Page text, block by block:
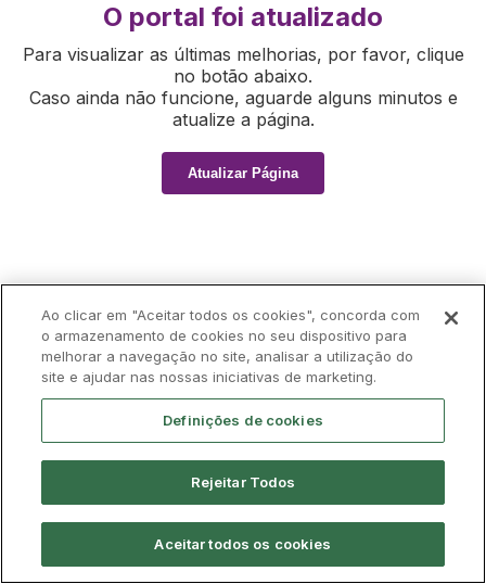
O portal foi atualizado
Para visualizar as últimas melhorias, por favor, clique
no botão abaixo.
Caso ainda não funcione, aguarde alguns minutos e
atualize a página.
Atualizar Página
Ao clicar em "Aceitar todos os cookies", concorda com
o armazenamento de cookies no seu dispositivo para
melhorar a navegação no site, analisar a utilização do
site e ajudar nas nossas iniciativas de marketing.
Definições de cookies
Rejeitar Todos
Aceitar todos os cookies